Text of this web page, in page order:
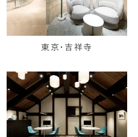
東京・吉祥寺